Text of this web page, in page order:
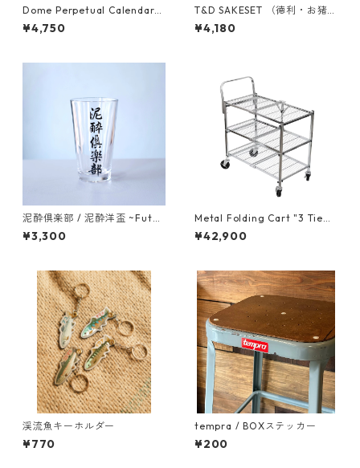
Dome Perpetual Calendar
（万年カレンダー）
¥4,750
T&D SAKESET （徳利・お猪
口）
¥4,180
泥酔倶楽部 / 泥酔洋盃 ~Futoo
~
¥3,300
Metal Folding Cart "3 Tie
r"-折りたためるワゴンカー
ト-
¥42,900
渓流魚キーホルダー
¥770
tempra / BOXステッカー
¥200